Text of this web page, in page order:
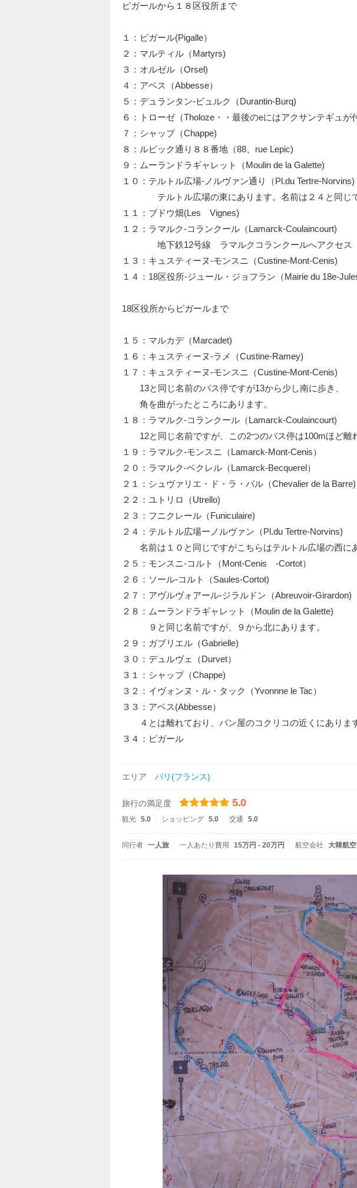
ピガールから１８区役所まで
１：ピガール(Pigalle）
２：マルティル（Martyrs)
３：オルゼル（Orsel)
４：アベス（Abbesse）
５：デュランタン‐ビュルク（Durantin-Burq)
６：トローゼ（Tholoze・・最後のeにはアクサンテギュが
７：シャップ（Chappe)
８：ルピック通り８８番地（88、rue Lepic)
９：ムーランドラギャレット（Moulin de la Galette)
１０：テルトル広場‐ノルヴァン通り（Pl.du Tertre-Norvins)
テルトル広場の東にあります。名前は２４と同じで
１１：ブドウ畑(Les Vignes)
１２：ラマルク‐コランクール（Lamarck-Coulaincourt)
地下鉄12号線 ラマルクコランクールへアクセス
１３：キュスティーヌ‐モンスニ（Custine-Mont-Cenis)
１４：18区役所‐ジュール・ジョフラン（Mairie du 18e-
18区役所からピガールまで
１５：マルカデ（Marcadet)
１６：キュスティーヌ‐ラメ（Custine-Ramey)
１７：キュスティーヌ‐モンスニ（Custine-Mont-Cenis)
13と同じ名前のバス停ですが13から少し南に歩き、
角を曲がったところにあります。
１８：ラマルク‐コランクール（Lamarck-Coulaincourt)
12と同じ名前ですが、この2つのバス停は100mほど離
１９：ラマルク‐モンスニ（Lamarck-Mont-Cenis）
２０：ラマルク‐ベクレル（Lamarck‐Becquerel）
２１：シュヴァリエ・ド・ラ・バル（Chevalier de la Barre)
２２：ユトリロ（Utrello)
２３：フニクレール（Funiculaire)
２４：テルトル広場ーノルヴァン（Pl.du Tertre-Norvins)
名前は１０と同じですがこちらはテルトル広場の西にあ
２５：モンスニ‐コルト（Mont-Cenis -Cortot）
２６：ソール‐コルト（Saules-Cortot)
２７：アヴルヴォアール‐ジラルドン（Abreuvoir-Girardon)
２８：ムーランドラギャレット（Moulin de la Galette)
９と同じ名前ですが、９から北にあります。
２９：ガブリエル（Gabrielle)
３０：デュルヴェ（Durvet）
３１：シャップ（Chappe)
３２：イヴォンヌ・ル・タック（Yvonnne le Tac）
３３：アベス(Abbesse）
４とは離れており、パン屋のコクリコの近くにあります
３４：ピガール
エリア パリ(フランス)
旅行の満足度 5.0
観光 5.0 ショッピング 5.0 交通 5.0
同行者 一人旅 一人あたり費用 15万円 - 20万円 航空会社 大韓航空